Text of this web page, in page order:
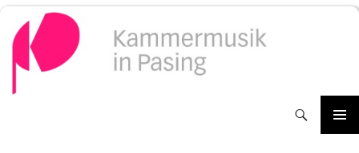
Inhalt
springen